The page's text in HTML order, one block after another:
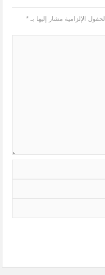
الحقول الإلزامية مشار إليها بـ*